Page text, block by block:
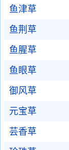
鱼津草
鱼荆草
鱼腥草
鱼眼草
御风草
元宝草
芸香草